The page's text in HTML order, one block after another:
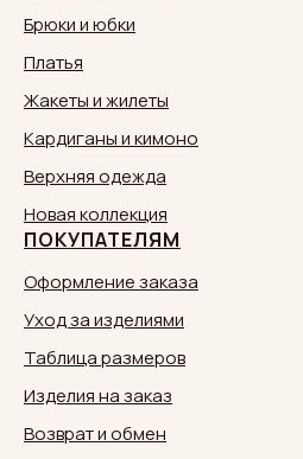
Брюки и юбки
Платья
Жакеты и жилеты
Кардиганы и кимоно
Верхняя одежда
Новая коллекция
ПОКУПАТЕЛЯМ
Оформление заказа
Уход за изделиями
Таблица размеров
Изделия на заказ
Возврат и обмен